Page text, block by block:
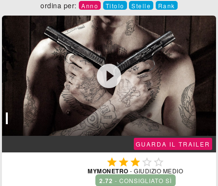
ordina per: Anno Titolo Stelle Rank

GUARDA IL TRAILER
  
MYMONETRO - GIUDIZIO MEDIO
2.72 - CONSIGLIATO SÌ